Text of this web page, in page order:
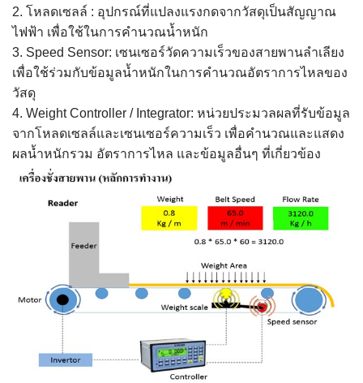
2. โหลดเซลล์ : อุปกรณ์ที่แปลงแรงกดจากวัสดุเป็นสัญญาณ
ไฟฟ้า เพื่อใช้ในการคำนวณน้ำหนัก
3. Speed Sensor: เซนเซอร์วัดความเร็วของสายพานลำเลียง
เพื่อใช้ร่วมกับข้อมูลน้ำหนักในการคำนวณอัตราการไหลของ
วัสดุ
4. Weight Controller / Integrator: หน่วยประมวลผลที่รับข้อมูล
จากโหลดเซลล์และเซนเซอร์ความเร็ว เพื่อคำนวณและแสดง
ผลน้ำหนักรวม อัตราการไหล และข้อมูลอื่นๆ ที่เกี่ยวข้อง